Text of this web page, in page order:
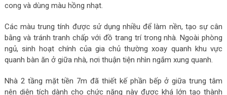
cong và dùng màu hồng nhạt.
Các màu trung tính được sử dụng nhiều để làm nền, tạo sự cân
bằng và tránh tranh chấp với đồ trang trí trong nhà. Ngoài phòng
ngủ, sinh hoạt chính của gia chủ thường xoay quanh khu vực
quanh bàn ăn ở giữa nhà, nơi thuận tiện nhìn ngắm xung quanh.
Nhà 2 tầng mặt tiền 7m đã thiết kế phần bếp ở giữa trung tâm
nên diện tích dành cho chức năng này được khá lớn tạo thành